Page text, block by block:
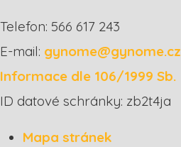
Telefon: 566 617 243
E-mail: gynome@gynome.cz
Informace dle 106/1999 Sb.
ID datové schránky: zb2t4ja
Mapa stránek